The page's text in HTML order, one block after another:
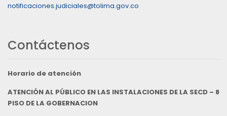
notificaciones.judiciales@tolima.gov.co
Contáctenos
Horario de atención
ATENCIÓN AL PÚBLICO EN LAS INSTALACIONES DE LA SECD – 8
PISO DE LA GOBERNACION